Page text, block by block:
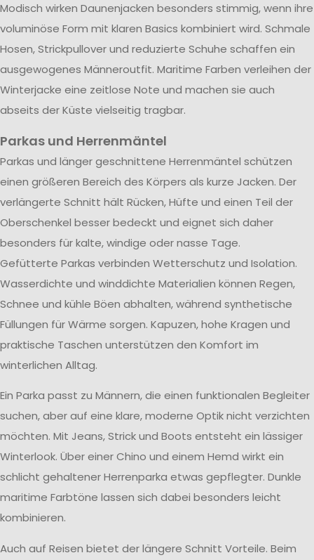
Modisch wirken Daunenjacken besonders stimmig, wenn ihre
voluminöse Form mit klaren Basics kombiniert wird. Schmale
Hosen, Strickpullover und reduzierte Schuhe schaffen ein
ausgewogenes Männeroutfit. Maritime Farben verleihen der
Winterjacke eine zeitlose Note und machen sie auch
abseits der Küste vielseitig tragbar.
Parkas und Herrenmäntel
Parkas und länger geschnittene Herrenmäntel schützen
einen größeren Bereich des Körpers als kurze Jacken. Der
verlängerte Schnitt hält Rücken, Hüfte und einen Teil der
Oberschenkel besser bedeckt und eignet sich daher
besonders für kalte, windige oder nasse Tage.
Gefütterte Parkas verbinden Wetterschutz und Isolation.
Wasserdichte und winddichte Materialien können Regen,
Schnee und kühle Böen abhalten, während synthetische
Füllungen für Wärme sorgen. Kapuzen, hohe Kragen und
praktische Taschen unterstützen den Komfort im
winterlichen Alltag.
Ein Parka passt zu Männern, die einen funktionalen Begleiter
suchen, aber auf eine klare, moderne Optik nicht verzichten
möchten. Mit Jeans, Strick und Boots entsteht ein lässiger
Winterlook. Über einer Chino und einem Hemd wirkt ein
schlicht gehaltener Herrenparka etwas gepflegter. Dunkle
maritime Farbtöne lassen sich dabei besonders leicht
kombinieren.
Auch auf Reisen bietet der längere Schnitt Vorteile. Beim